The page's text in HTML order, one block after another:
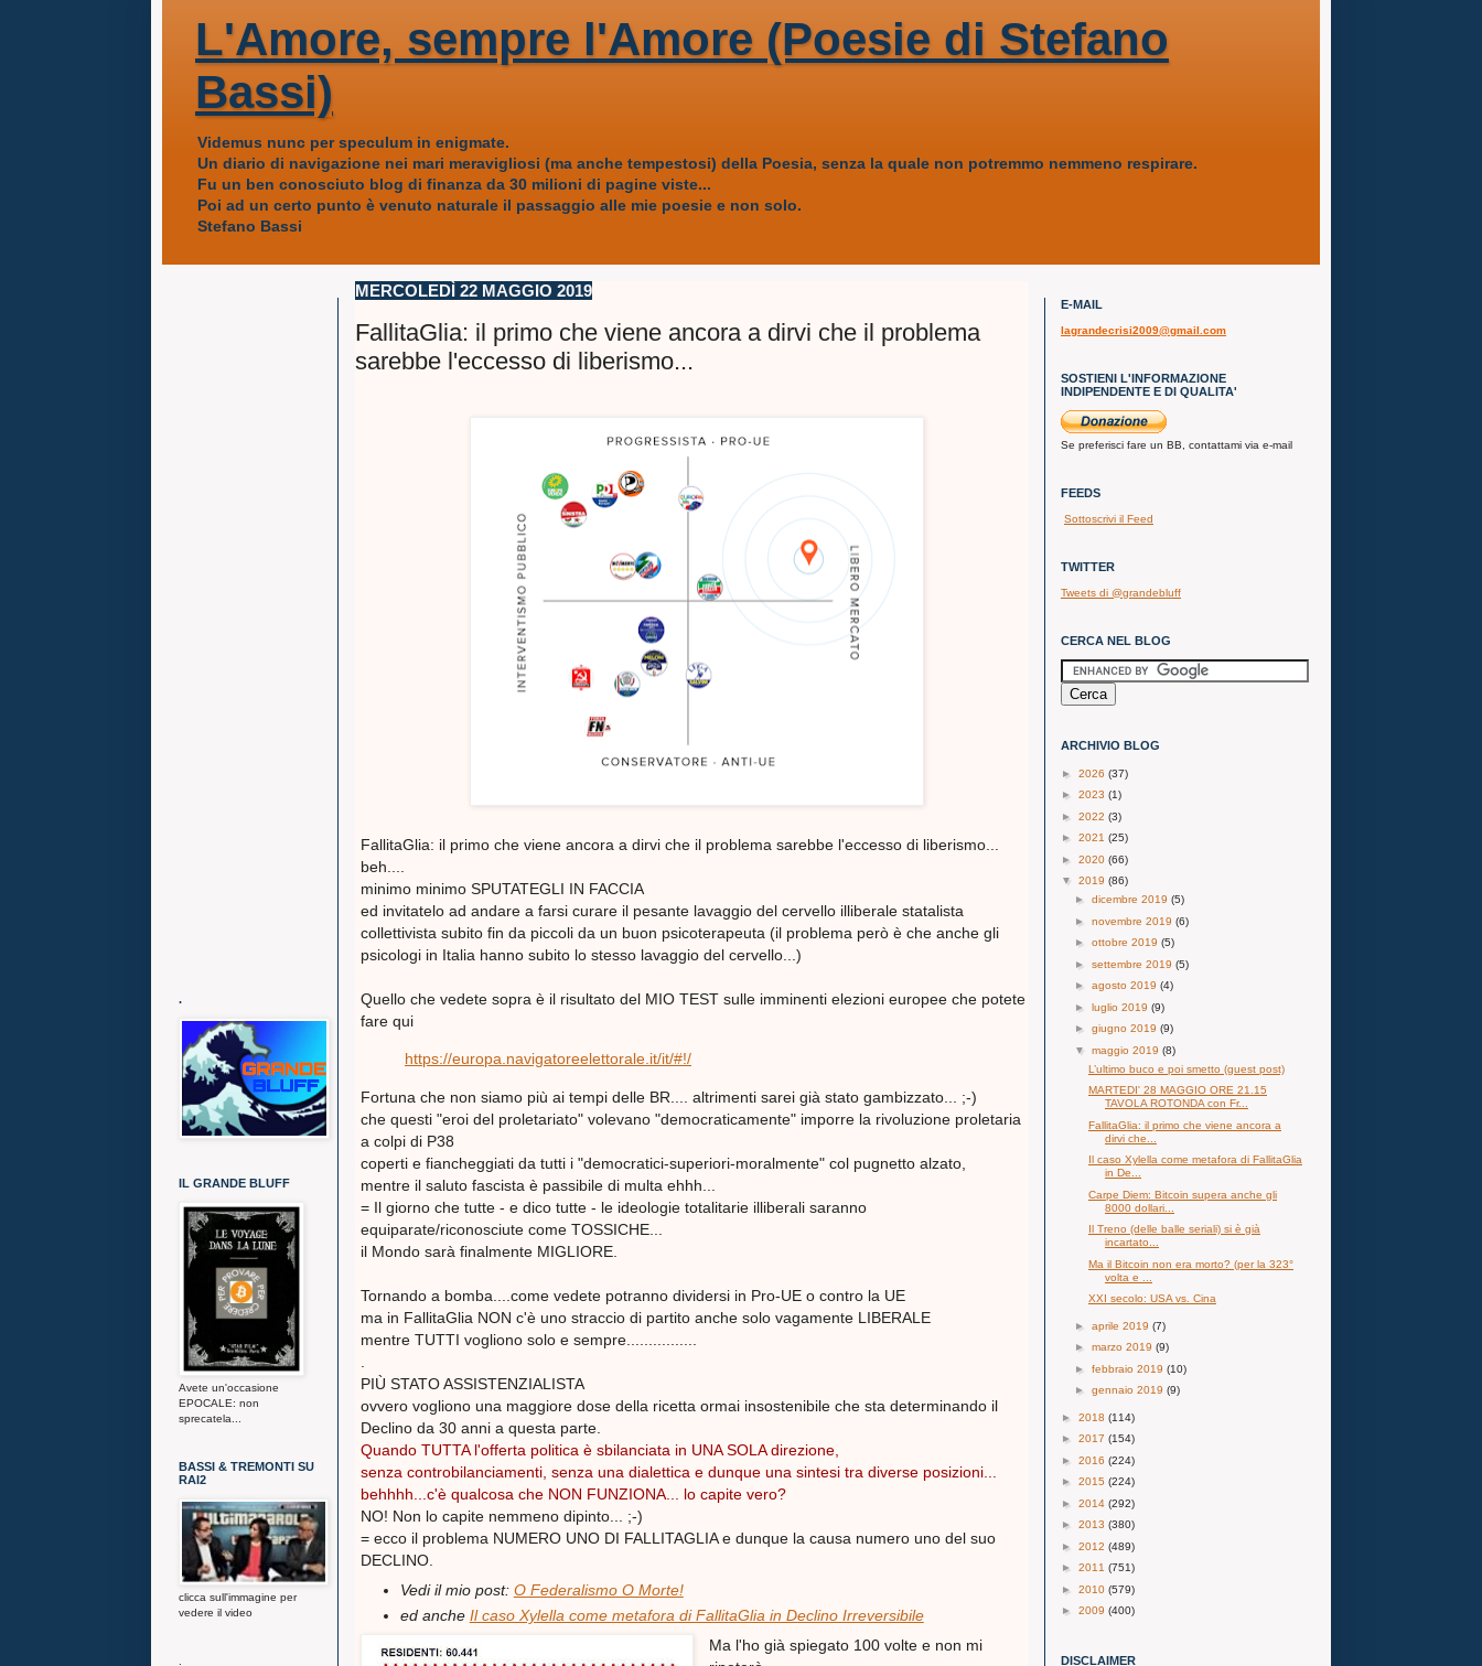
L'Amore, sempre l'Amore (Poesie di Stefano
Bassi)
Videmus nunc per speculum in enigmate.
Un diario di navigazione nei mari meravigliosi (ma anche tempestosi) della Poesia, senza la quale non potremmo nemmeno respirare.
Fu un ben conosciuto blog di finanza da 30 milioni di pagine viste...
Poi ad un certo punto è venuto naturale il passaggio alle mie poesie e non solo.
Stefano Bassi
MERCOLEDÌ 22 MAGGIO 2019
FallitaGlia: il primo che viene ancora a dirvi che il problema
sarebbe l'eccesso di liberismo...
FallitaGlia: il primo che viene ancora a dirvi che il problema sarebbe l'eccesso di liberismo...
beh....
minimo minimo SPUTATEGLI IN FACCIA
ed invitatelo ad andare a farsi curare il pesante lavaggio del cervello illiberale statalista
collettivista subito fin da piccoli da un buon psicoterapeuta (il problema però è che anche gli
psicologi in Italia hanno subito lo stesso lavaggio del cervello...)
Quello che vedete sopra è il risultato del MIO TEST sulle imminenti elezioni europee che potete
fare qui
https://europa.navigatoreelettorale.it/it/#!/
Fortuna che non siamo più ai tempi delle BR.... altrimenti sarei già stato gambizzato... ;-)
che questi "eroi del proletariato" volevano "democraticamente" imporre la rivoluzione proletaria
a colpi di P38
coperti e fiancheggiati da tutti i "democratici-superiori-moralmente" col pugnetto alzato,
mentre il saluto fascista è passibile di multa ehhh...
= Il giorno che tutte - e dico tutte - le ideologie totalitarie illiberali saranno
equiparate/riconosciute come TOSSICHE...
il Mondo sarà finalmente MIGLIORE.
Tornando a bomba....come vedete potranno dividersi in Pro-UE o contro la UE
ma in FallitaGlia NON c'è uno straccio di partito anche solo vagamente LIBERALE
mentre TUTTI vogliono solo e sempre................
PIÙ STATO ASSISTENZIALISTA
ovvero vogliono una maggiore dose della ricetta ormai insostenibile che sta determinando il
Declino da 30 anni a questa parte.
Quando TUTTA l'offerta politica è sbilanciata in UNA SOLA direzione,
senza controbilanciamenti, senza una dialettica e dunque una sintesi tra diverse posizioni...
behhhh...c'è qualcosa che NON FUNZIONA... lo capite vero?
NO! Non lo capite nemmeno dipinto... ;-)
= ecco il problema NUMERO UNO DI FALLITAGLIA e dunque la causa numero uno del suo
DECLINO.
Vedi il mio post: O Federalismo O Morte!
ed anche Il caso Xylella come metafora di FallitaGlia in Declino Irreversibile
Ma l'ho già spiegato 100 volte e non mi
.
IL GRANDE BLUFF
Avete un'occasione
EPOCALE: non
sprecatela...
BASSI & TREMONTI SU
RAI2
clicca sull'immagine per
vedere il video
E-MAIL
lagrandecrisi2009@gmail.com
SOSTIENI L'INFORMAZIONE
INDIPENDENTE E DI QUALITA'
Se preferisci fare un BB, contattami via e-mail
FEEDS
Sottoscrivi il Feed
TWITTER
Tweets di @grandebluff
CERCA NEL BLOG
ARCHIVIO BLOG
► 2026 (37)
► 2023 (1)
► 2022 (3)
► 2021 (25)
► 2020 (66)
▼ 2019 (86)
► dicembre 2019 (5)
► novembre 2019 (6)
► ottobre 2019 (5)
► settembre 2019 (5)
► agosto 2019 (4)
► luglio 2019 (9)
► giugno 2019 (9)
▼ maggio 2019 (8)
L’ultimo buco e poi smetto (guest post)
MARTEDI' 28 MAGGIO ORE 21.15
TAVOLA ROTONDA con Fr...
FallitaGlia: il primo che viene ancora a
dirvi che...
Il caso Xylella come metafora di FallitaGlia
in De...
Carpe Diem: Bitcoin supera anche gli
8000 dollari...
Il Treno (delle balle seriali) si è già
incartato...
Ma il Bitcoin non era morto? (per la 323°
volta e ...
XXI secolo: USA vs. Cina
► aprile 2019 (7)
► marzo 2019 (9)
► febbraio 2019 (10)
► gennaio 2019 (9)
► 2018 (114)
► 2017 (154)
► 2016 (224)
► 2015 (224)
► 2014 (292)
► 2013 (380)
► 2012 (489)
► 2011 (751)
► 2010 (579)
► 2009 (400)
DISCLAIMER